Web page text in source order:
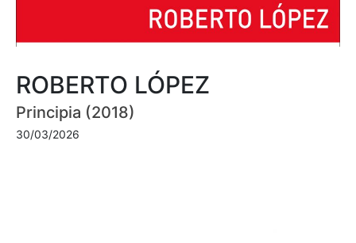
ROBERTO LÓPEZ
Principia (2018)
30/03/2026